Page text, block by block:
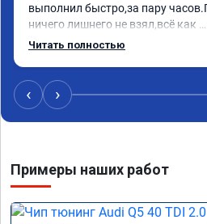
выполнил быстро,за пару
ничего лишнего не взял,всё как
договаривались заранее.После
поломки авто.Однозначно
Алексея как грамотного
Читать полностью
‹ ›
Примеры наших работ